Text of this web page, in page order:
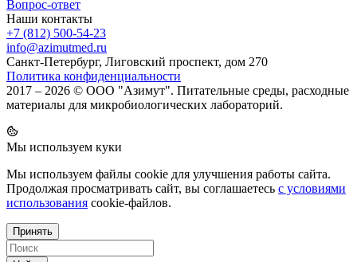
Вопрос-ответ
Наши контакты
+7 (812) 500-54-23
info@azimutmed.ru
Санкт-Петербург, Лиговский проспект, дом 270
Политика конфиденциальности
2017 – 2026 © ООО "Азимут". Питательные среды, расходные
материалы для микробиологических лабораторий.
Мы используем куки
Мы используем файлы cookie для улучшения работы сайта.
Продолжая просматривать сайт, вы соглашаетесь с условиями
использования cookie-файлов.
Принять